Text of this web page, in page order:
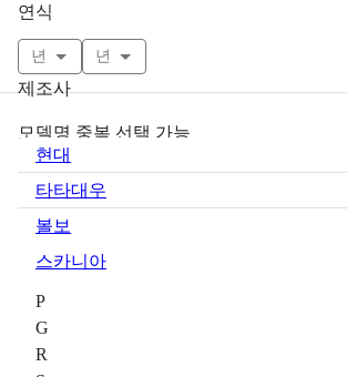
연식
년 년
제조사
모델명 중복 선택 가능
현대
타타대우
볼보
스카니아
P
G
R